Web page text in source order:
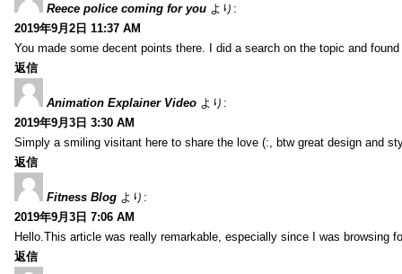
Reece police coming for you より:
2019年9月2日 11:37 AM
You made some decent points there. I did a search on the topic and
返信
Animation Explainer Video より:
2019年9月3日 3:30 AM
Simply a smiling visitant here to share the love (:, btw great design and
返信
Fitness Blog より:
2019年9月3日 7:06 AM
Hello.This article was really remarkable, especially since I was browsing
返信